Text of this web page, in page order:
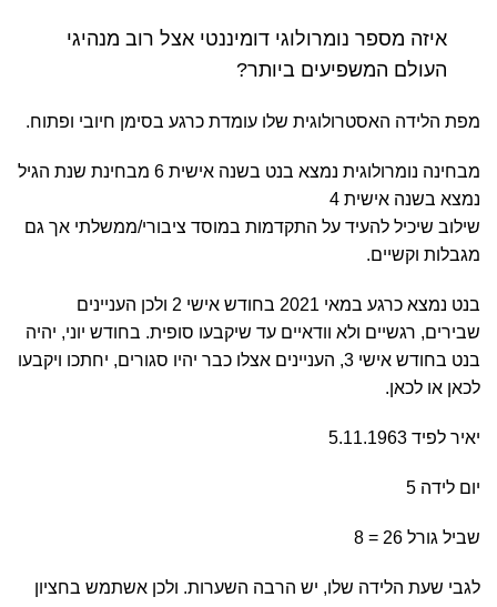
איזה מספר נומרולוגי דומיננטי אצל רוב מנהיגי
העולם המשפיעים ביותר?
מפת הלידה האסטרולוגית שלו עומדת כרגע בסימן חיובי ופתוח.
מבחינה נומרולוגית נמצא בנט בשנה אישית 6 מבחינת שנת הגיל
נמצא בשנה אישית 4
שילוב שיכיל להעיד על התקדמות במוסד ציבורי/ממשלתי אך גם
מגבלות וקשיים.
בנט נמצא כרגע במאי 2021 בחודש אישי 2 ולכן העניינים
שבירים, רגשיים ולא וודאיים עד שיקבעו סופית. בחודש יוני, יהיה
בנט בחודש אישי 3, העניינים אצלו כבר יהיו סגורים, יחתכו ויקבעו
לכאן או לכאן.
יאיר לפיד 5.11.1963
יום לידה 5
שביל גורל 26 = 8
לגבי שעת הלידה שלו, יש הרבה השערות. ולכן אשתמש בחציון